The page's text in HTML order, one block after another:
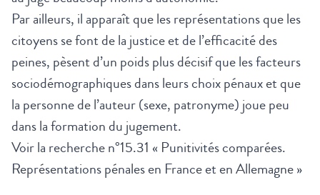
Par ailleurs, il apparaît que les représentations que les
citoyens se font de la justice et de l’efficacité des
peines, pèsent d’un poids plus décisif que les facteurs
sociodémographiques dans leurs choix pénaux et que
la personne de l’auteur (sexe, patronyme) joue peu
dans la formation du jugement.
Voir la recherche n°15.31 « Punitivités comparées.
Représentations pénales en France et en Allemagne »